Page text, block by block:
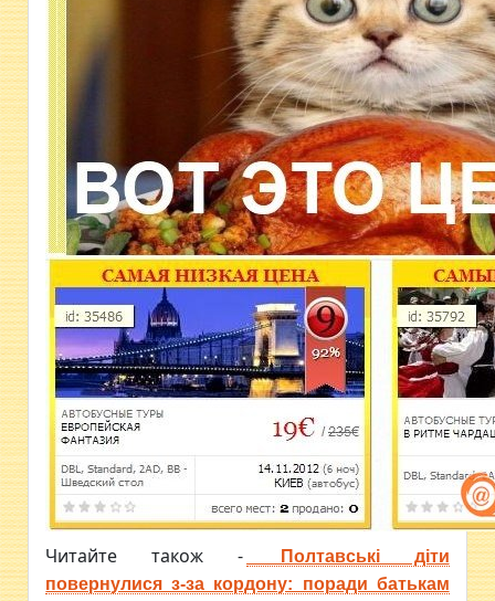
Читайте також -
Полтавські діти
повернулися з-за кордону: поради батькам